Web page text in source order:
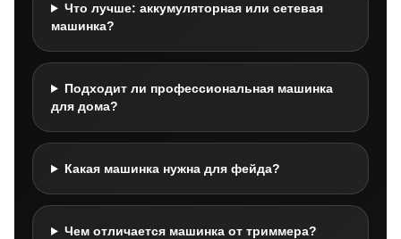
Что лучше: аккумуляторная или сетевая
машинка?
Подходит ли профессиональная машинка
для дома?
Какая машинка нужна для фейда?
Чем отличается машинка от триммера?